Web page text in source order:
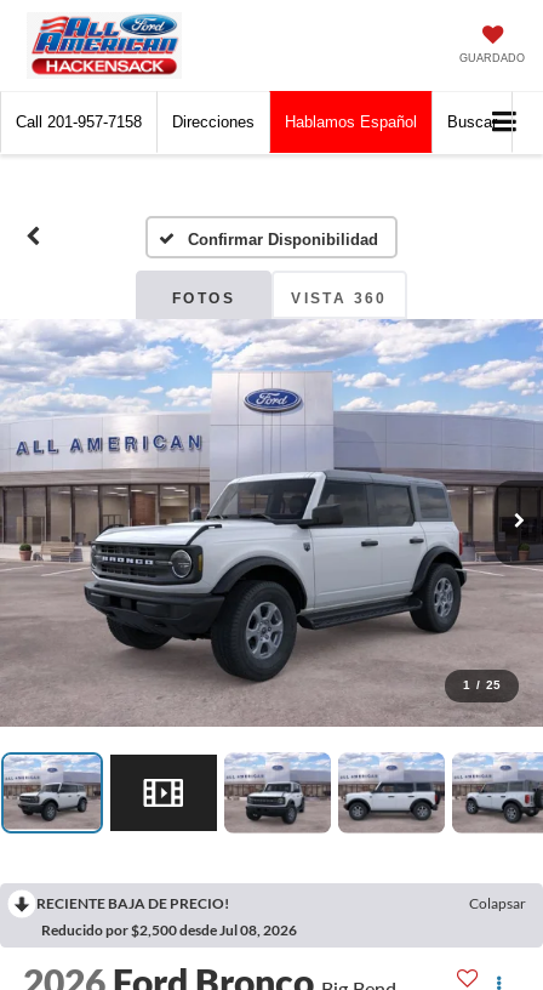
GUARDADO
Call 201-957-7158 Direcciones Hablamos Español Buscar
Confirmar Disponibilidad
FOTOS VISTA 360
1 / 25
RECIENTE BAJA DE PRECIO!
Colapsar
Reducido por $2,500 desde Jul 08, 2026